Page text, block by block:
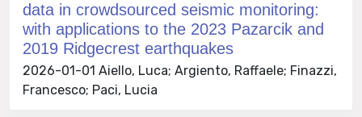
data in crowdsourced seismic monitoring:
with applications to the 2023 Pazarcik and
2019 Ridgecrest earthquakes
2026-01-01 Aiello, Luca; Argiento, Raffaele; Finazzi,
Francesco; Paci, Lucia